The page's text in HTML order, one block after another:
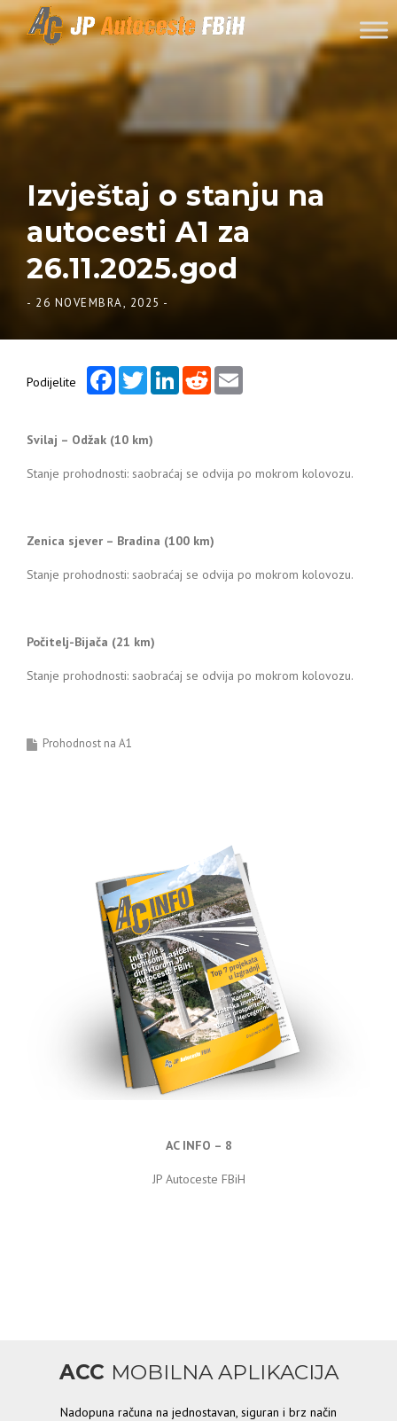
Skip to content
Izvještaj o stanju na
autocesti A1 za
26.11.2025.god
- 26 NOVEMBRA, 2025 -
Podijelite
FacebookTwitterLinkedInReddit
Svilaj – Odžak (10 km)
Stanje prohodnosti: saobraćaj se odvija po mokrom kolovozu.
Zenica sjever – Bradina (100 km)
Stanje prohodnosti: saobraćaj se odvija po mokrom kolovozu.
Počitelj-Bijača (21 km)
Stanje prohodnosti: saobraćaj se odvija po mokrom kolovozu.
Prohodnost na A1
AC INFO – 8
JP Autoceste FBiH
ACC MOBILNA APLIKACIJA
Nadopuna računa na jednostavan, siguran i brz način